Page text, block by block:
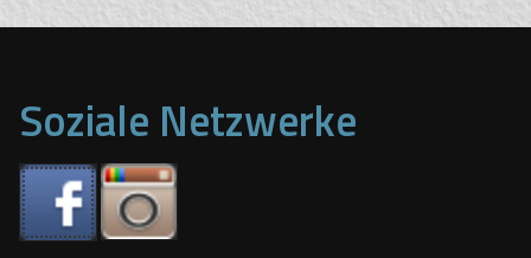
Soziale Netzwerke